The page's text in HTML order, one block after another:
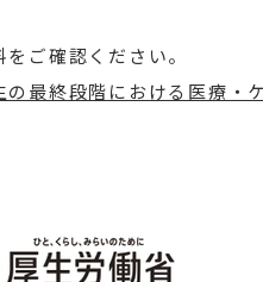
ご確認ください。
の最終段階における医療・